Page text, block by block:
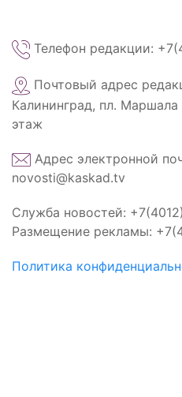
Телефон редакции:
Почтовый адрес
Калининград, пл. Маршала
этаж
Адрес электронной
novosti@kaskad.tv
Служба новостей:
Размещение рекламы:
Политика